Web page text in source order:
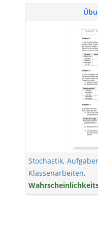
Stochastik,
Klassenarbeiten,